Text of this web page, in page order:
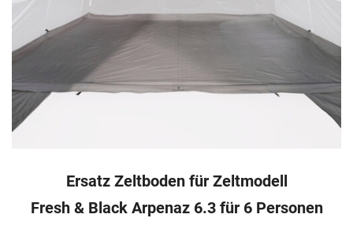
Ersatz Zeltboden für Zeltmodell
Fresh & Black Arpenaz 6.3 für 6 Personen